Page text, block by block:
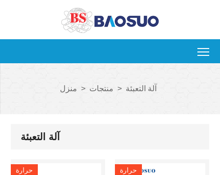
منزل > منتجات > آلة التعبئة
آلة التعبئة
حرارة حرارة